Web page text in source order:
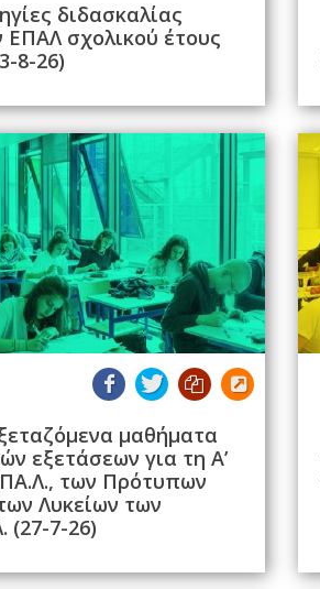
διδασκαλίας
σχολικού έτους
8-26)
μαθήματα
εξετάσεων για τη Α’
των Πρότυπων
Λυκείων των
(27-7-26)